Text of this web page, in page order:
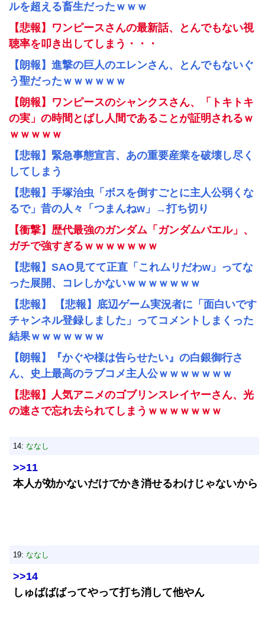
ルを超える畜生だったｗｗｗ
【悲報】ワンピースさんの最新話、とんでもない視
聴率を叩き出してしまう・・・
【朗報】進撃の巨人のエレンさん、とんでもないぐ
う聖だったｗｗｗｗｗｗ
【朗報】ワンピースのシャンクスさん、「トキトキ
の実」の時間とばし人間であることが証明されるｗ
ｗｗｗｗｗ
【悲報】緊急事態宣言、あの重要産業を破壊し尽く
してしまう
【悲報】手塚治虫「ボスを倒すごとに主人公弱くな
るで」昔の人々「つまんねw」→打ち切り
【衝撃】歴代最強のガンダム「ガンダムバエル」、
ガチで強すぎるｗｗｗｗｗｗｗ
【悲報】SAO見てて正直「これムリだわw」ってな
った展開、コレしかないｗｗｗｗｗｗｗ
【悲報】 【悲報】底辺ゲーム実況者に「面白いです
チャンネル登録しました」ってコメントしまくった
結果ｗｗｗｗｗｗｗ
【朗報】『かぐや様は告らせたい』の白銀御行さ
ん、史上最高のラブコメ主人公ｗｗｗｗｗｗｗ
【悲報】人気アニメのゴブリンスレイヤーさん、光
の速さで忘れ去られてしまうｗｗｗｗｗｗｗ
14: ななし
>>11
本人が効かないだけでかき消せるわけじゃないから
19: ななし
>>14
しゅばばばってやって打ち消して他やん